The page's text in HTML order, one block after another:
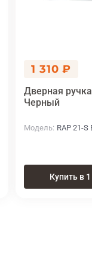
1 310 ₽
Дверная
Черный
Модель RAP 21-S
Купить в